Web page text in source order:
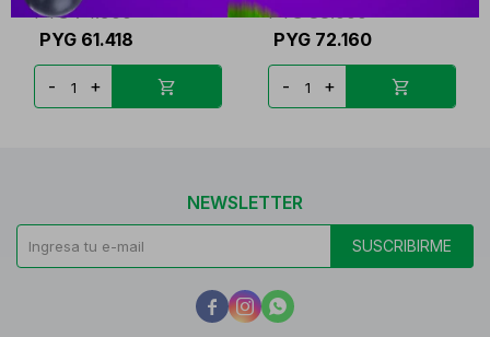
PYG 74.900
PYG 61.418
- +
PYG 88.000
PYG 72.160
- +
NEWSLETTER
SUSCRIBIRME
  